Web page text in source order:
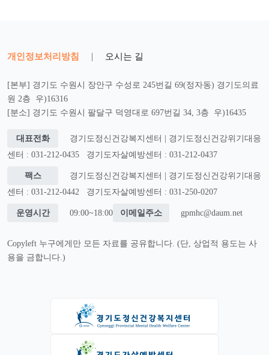
개인정보처리방침 | 오시는 길
[본부] 경기도 수원시 장안구 수성로 245번길 69(정자동) 경기도의료
원 2층 우)16316
[분소] 경기도 수원시 팔달구 덕영대로 697번길 34, 3층 우)16435
대표전화
경기도정신건강복지센터 | 경기도정신건강위기대응
센터 : 031-212-0435
경기도자살예방센터 : 031-212-0437
팩스
경기도정신건강복지센터 | 경기도정신건강위기대응
센터 : 031-212-0442
경기도자살예방센터 : 031-250-0207
운영시간 09:00~18:00 이메일주소 gpmhc@daum.net
Copyleft 누구에게만 모든 자료를 공유합니다. (단, 상업적 용도는 사
용을 금합니다.)